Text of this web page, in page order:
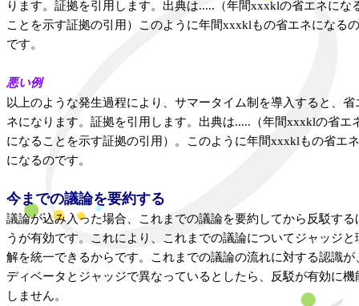
ります。証拠を引用します。出典は.....（年間xxxklの省エネにな
ことを示す証拠の引用）このように年間xxxklもの省エネになるの
です。
悪い例
以上のような発生過程により、サマータイム制を導入すると、省
ネになります。証拠を引用します。出典は.....（年間xxxklの省エ
になることを示す証拠の引用）。このように年間xxxklもの省エネ
になるのです。
今までの議論を要約する
議論が込み入った場合、これまでの議論を要約してから反駁する
うが有効です。これにより、これまでの議論についてジャッジと
解を統一できるからです。これまでの議論の流れに対する認識が
ディベータとジャッジで異なっているとしたら、反駁が有効に機
しません。